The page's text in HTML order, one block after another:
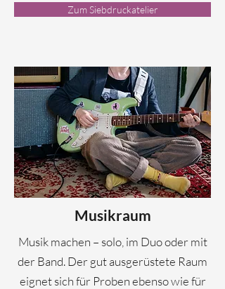
Zum Siebdruckatelier
Musikraum
Musik machen – solo, im Duo oder mit
der Band. Der gut ausgerüstete Raum
eignet sich für Proben ebenso wie für